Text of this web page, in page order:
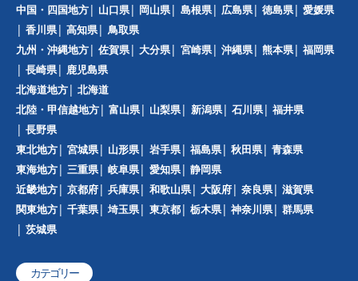
中国・四国地方 山口県 岡山県 島根県 広島県 徳島県
愛媛県
香川県
高知県
鳥取県
九州・沖縄地方
佐賀県 大分県 宮崎県 沖縄県 熊本県
福岡県
長崎県
鹿児島県
北海道地方
北海道
北陸・甲信越地方
富山県 山梨県 新潟県 石川県
福井県
長野県
東北地方
宮城県 山形県 岩手県 福島県 秋田県
青森県
東海地方
三重県 岐阜県 愛知県
静岡県
近畿地方
京都府 兵庫県 和歌山県 大阪府 奈良県
滋賀県
関東地方
千葉県 埼玉県 東京都 栃木県 神奈川県
群馬県
茨城県
カテゴリー